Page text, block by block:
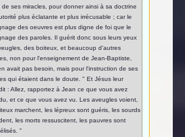
de ses miracles, pour donner ainsi à sa doctrine
plus éclatante et plus irrécusable ; car le
des oeuvres est plus digne de foi que le
des paroles. Il guérit donc sous leurs yeux
des boiteux, et beaucoup d'autres
non pour l'enseignement de Jean-Baptiste,
avait pas besoin, mais pour l'instruction de ses
qui étaient dans le doute. " Et Jésus leur
: Allez, rapportez à Jean ce que vous avez
et ce que vous avez vu. Les aveugles voient,
marchent, les lépreux sont guéris, les sourds
les morts ressuscitent, les pauvres sont
"